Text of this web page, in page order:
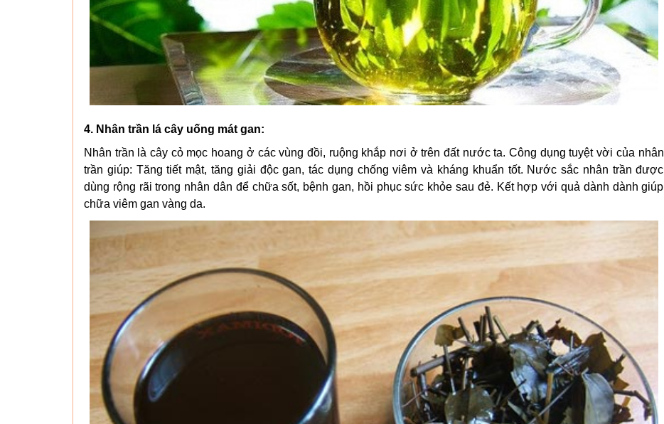
4. Nhân trần lá cây uống mát gan:
Nhân trần là cây cỏ mọc hoang ở các vùng đồi, ruộng khắp nơi ở trên đất nước ta. Công dụng tuyệt vời của nhân
trần giúp: Tăng tiết mật, tăng giải độc gan, tác dụng chống viêm và kháng khuẩn tốt. Nước sắc nhân trần được
dùng rộng rãi trong nhân dân để chữa sốt, bệnh gan, hồi phục sức khỏe sau đẻ. Kết hợp với quả dành dành giúp
chữa viêm gan vàng da.